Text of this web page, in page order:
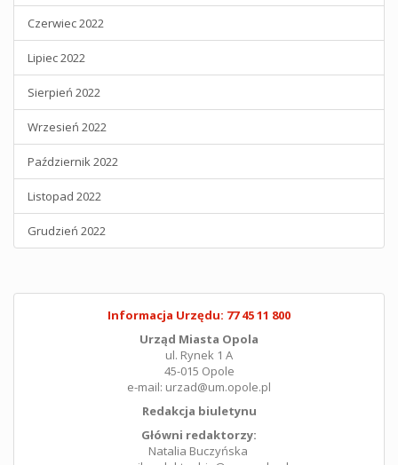
Czerwiec 2022
Lipiec 2022
Sierpień 2022
Wrzesień 2022
Październik 2022
Listopad 2022
Grudzień 2022
Informacja Urzędu: 77 45 11 800
Urząd Miasta Opola
ul. Rynek 1 A
45-015 Opole
e-mail: urzad@um.opole.pl
Redakcja biuletynu
Główni redaktorzy:
Natalia Buczyńska